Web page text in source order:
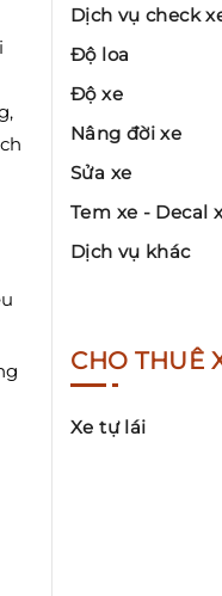
Dịch vụ check
Độ loa
Độ xe
Nâng đời xe
Sửa xe
Tem xe - Decal
Dịch vụ khác
CHO THUÊ
Xe tự lái